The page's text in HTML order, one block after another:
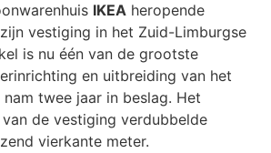
IKEA heropende
vestiging in het Zuid-Limburgse
is nu één van de grootste
en uitbreiding van het
nam twee jaar in beslag. Het
de vestiging verdubbelde
vierkante meter.